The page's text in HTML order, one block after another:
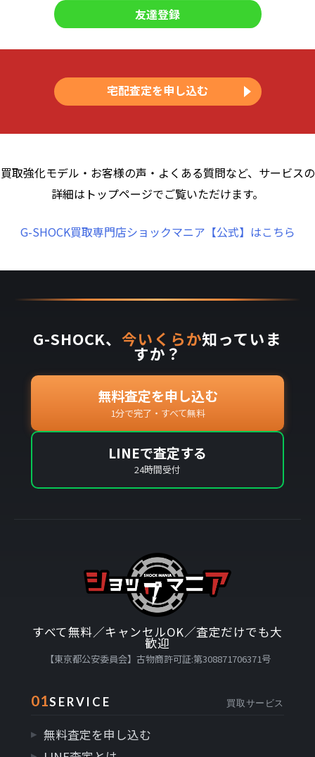
友達登録
宅配査定を申し込む
買取強化モデル・お客様の声・よくある質問など、サービスの
詳細はトップページでご覧いただけます。
G-SHOCK買取専門店ショックマニア【公式】はこちら
G-SHOCK、今いくらか知っていま
すか？
無料査定を申し込む
1分で完了・すべて無料
LINEで査定する
24時間受付
すべて無料／キャンセルOK／査定だけでも大
歓迎
【東京都公安委員会】古物商許可証:第308871706371号
01SERVICE 買取サービス
無料査定を申し込む